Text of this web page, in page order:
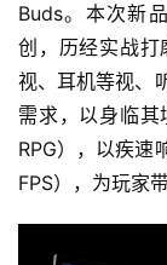
Buds。本次新
创，历经实战打
视、耳机等视、
需求，以身临
RPG），以疾速
FPS），为玩家